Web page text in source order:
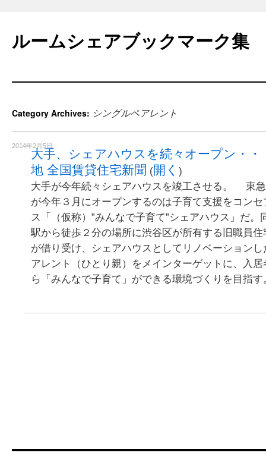
content
ルームシェアブックマーク集
Category Archives: シングルペアレント
2014年2月5日
大手、シェアハウスを続々オープン・
地 全国賃貸住宅新聞 (開く )
大手が今年続々シェアハウスを竣工させる。 東
が今年３月にオープンするのは子育て支援をコン
ス「（仮称）”みんなで子育て”シェアハウス」だ
駅から徒歩２分の場所に渋谷区が所有する旧職員
が借り受け、シェアハウスとしてリノベーション
アレント（ひとり親）をメインターゲットに、入
ら「みんなで子育て」ができる環境づくりを目指す